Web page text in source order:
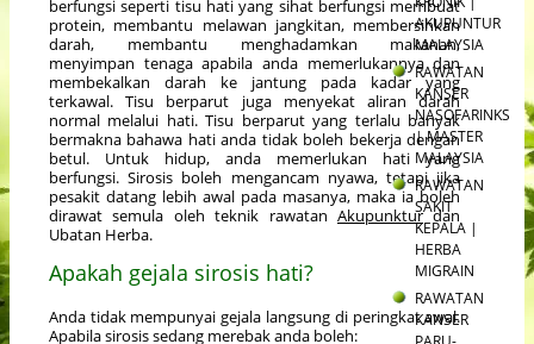
berfungsi seperti tisu hati yang sihat berfungsi membuat
protein, membantu melawan jangkitan, membersihkan
darah, membantu menghadamkan makanan,
menyimpan tenaga apabila anda memerlukannya dan
membekalkan darah ke jantung pada kadar yang
terkawal. Tisu berparut juga menyekat aliran darah
normal melalui hati. Tisu berparut yang terlalu banyak
bermakna bahawa hati anda tidak boleh bekerja dengan
betul. Untuk hidup, anda memerlukan hati yang
berfungsi. Sirosis boleh mengancam nyawa, tetapi jika
pesakit datang lebih awal pada masanya, maka ia boleh
dirawat semula oleh teknik rawatan Akupunkturdan
Ubatan Herba.
Apakah gejala sirosis hati?
Anda tidak mempunyai gejala langsung di peringkat awal.
Apabila sirosis sedang merebak anda boleh:
AKUPUNTUR
MALAYSIA
RAWATAN
KANSER
NASOFARINKS
| MASTER
MALAYSIA
RAWATAN
SAKIT
KEPALA |
HERBA
MIGRAIN
RAWATAN
KANSER
PARU-